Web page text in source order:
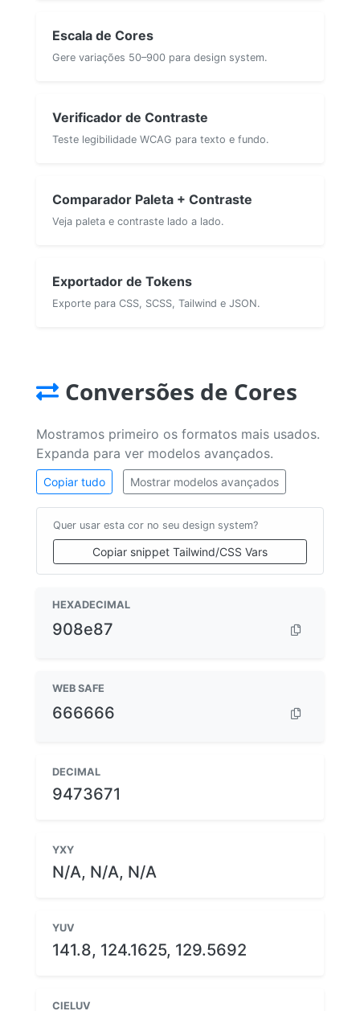
Escala de Cores
Gere variações 50–900 para design system.
Verificador de Contraste
Teste legibilidade WCAG para texto e fundo.
Comparador Paleta + Contraste
Veja paleta e contraste lado a lado.
Exportador de Tokens
Exporte para CSS, SCSS, Tailwind e JSON.
Conversões de Cores
Mostramos primeiro os formatos mais usados.
Expanda para ver modelos avançados.
Copiar tudo Mostrar modelos avançados
Quer usar esta cor no seu design system?
Copiar snippet Tailwind/CSS Vars
HEXADECIMAL
908e87
WEB SAFE
666666
DECIMAL
9473671
YXY
N/A, N/A, N/A
YUV
141.8, 124.1625, 129.5692
CIELUV